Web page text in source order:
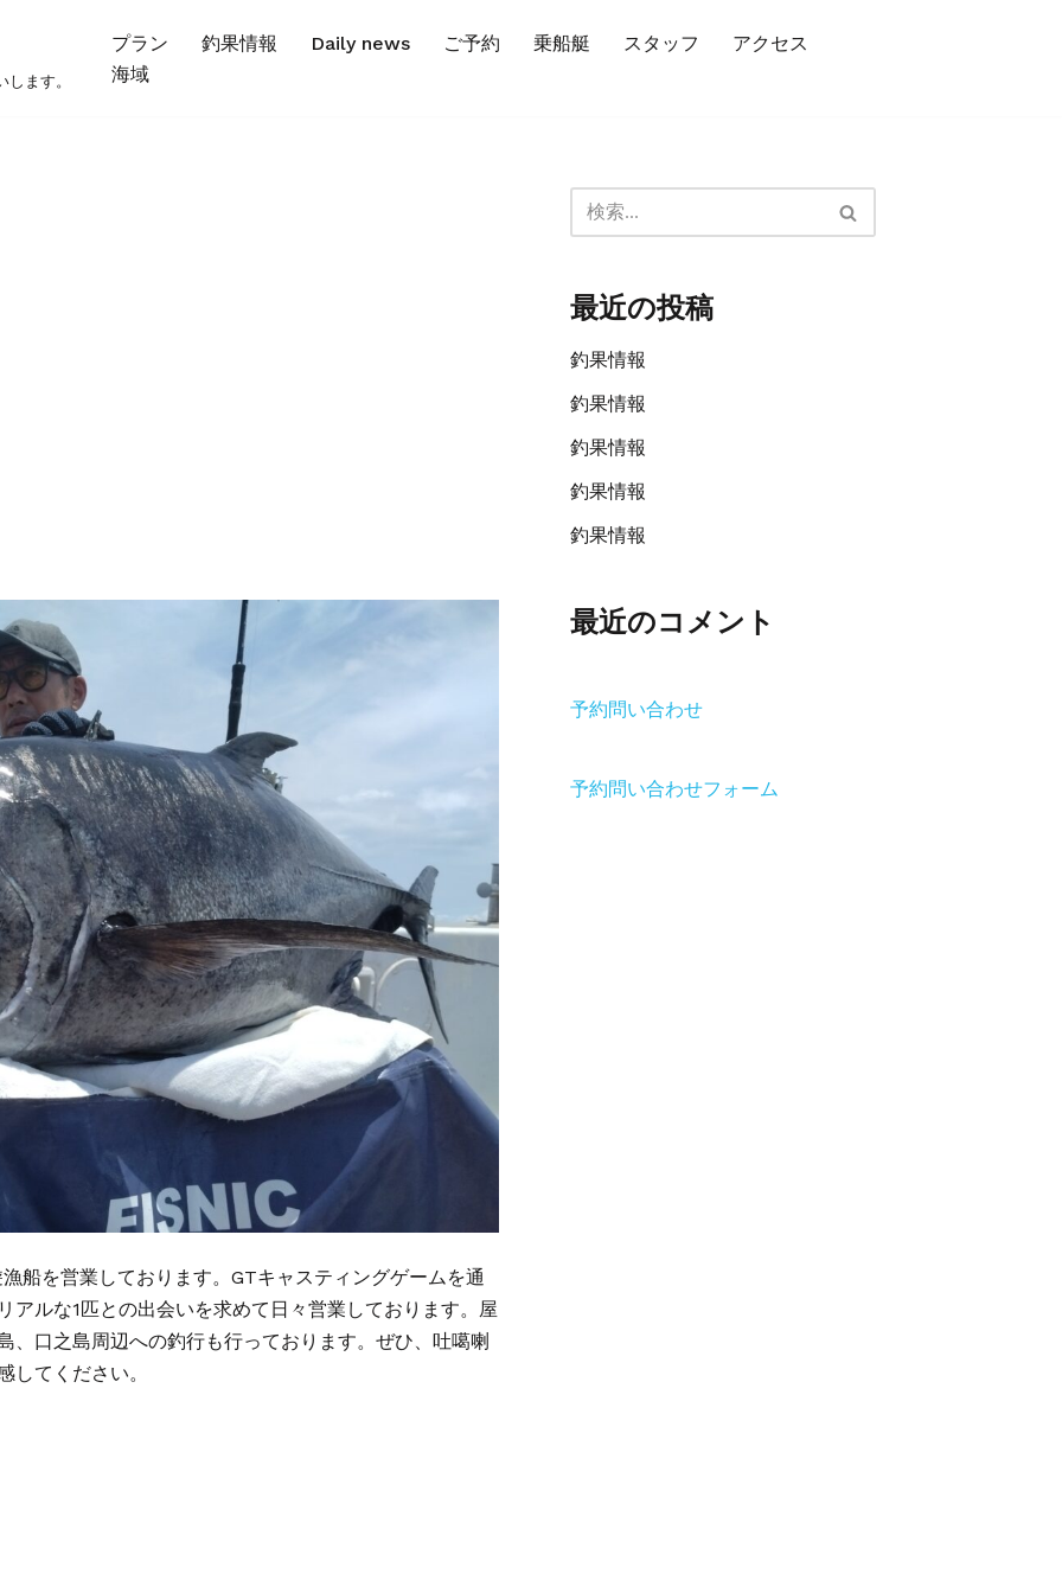
ます。
プラン 釣果情報 Daily news ご予約 乗船艇 スタッフ
アクセス
海域
船を営業しております。GTキャスティングゲームを通
アルな1匹との出会いを求めて日々営業しております。屋
、口之島周辺への釣行も行っております。ぜひ、吐噶喇
してください。
最近の投稿
釣果情報
釣果情報
釣果情報
釣果情報
釣果情報
最近のコメント
予約問い合わせ
予約問い合わせフォーム